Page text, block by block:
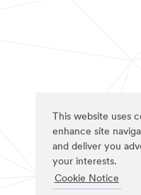
This website uses
enhance site
and deliver you
your interests.
Cookie Notice